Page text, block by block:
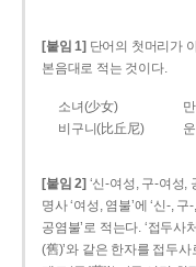
[붙임 1] 단어의 첫머리가
본음대로 적는 것이다.
소녀(少女)
비구니(比丘尼)
[붙임 2] ‘신-여성, 구-여성,
명사 ‘여성, 염불’에 ‘신-,
공염불’로 적는다. ‘접두사
(舊)’와 같은 한자를 접두